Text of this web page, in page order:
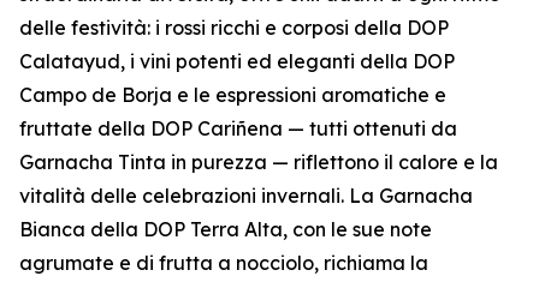
delle festività: i rossi ricchi e corposi della DOP
Calatayud, i vini potenti ed eleganti della DOP
Campo de Borja e le espressioni aromatiche e
fruttate della DOP Cariñena — tutti ottenuti da
Garnacha Tinta in purezza — riflettono il calore e la
vitalità delle celebrazioni invernali. La Garnacha
Bianca della DOP Terra Alta, con le sue note
agrumate e di frutta a nocciolo, richiama la